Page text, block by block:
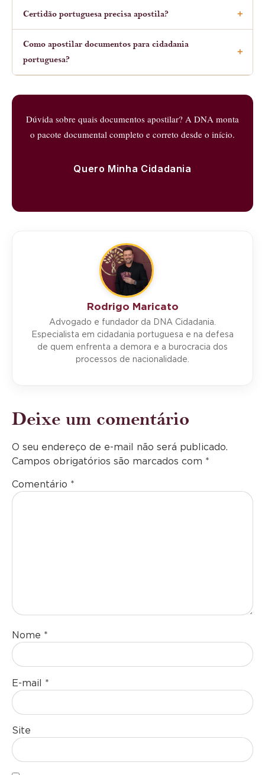
Certidão portuguesa precisa apostila?
Como apostilar documentos para cidadania
portuguesa?
Dúvida sobre quais documentos apostilar? A DNA monta
o pacote documental completo e correto desde o início.
Quero Minha Cidadania
Rodrigo Maricato
Advogado e fundador da DNA Cidadania.
Especialista em cidadania portuguesa e na defesa
de quem enfrenta a demora e a burocracia dos
processos de nacionalidade.
Deixe um comentário
O seu endereço de e-mail não será publicado.
Campos obrigatórios são marcados com *
Comentário *
Nome *
E-mail *
Site